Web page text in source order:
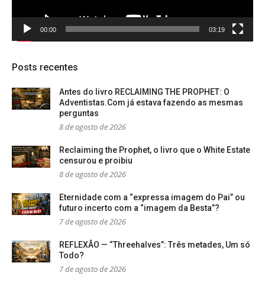
00:00 03:19
Posts recentes
Antes do livro RECLAIMING THE PROPHET: O
Adventistas.Com já estava fazendo as mesmas
perguntas
8 de agosto de 2026
Reclaiming the Prophet, o livro que o White Estate
censurou e proibiu
8 de agosto de 2026
Eternidade com a “expressa imagem do Pai” ou
futuro incerto com a “imagem da Besta”?
7 de agosto de 2026
REFLEXÃO — “Threehalves”: Três metades, Um só
Todo?
7 de agosto de 2026